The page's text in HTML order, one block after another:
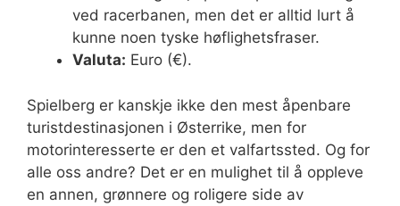
ved racerbanen, men det er alltid lurt å
kunne noen tyske høflighetsfraser.
Valuta: Euro (€).
Spielberg er kanskje ikke den mest åpenbare
turistdestinasjonen i Østerrike, men for
motorinteresserte er den et valfartssted. Og for
alle oss andre? Det er en mulighet til å oppleve
en annen, grønnere og roligere side av